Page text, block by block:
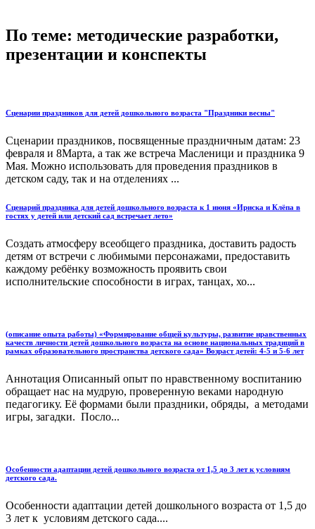
По теме: методические разработки,
презентации и конспекты
Сценарии праздников для детей дошкольного возраста "Праздники весны"
Сценарии праздников, посвященные праздничным датам: 23
февраля и 8Марта, а так же встреча Масленици и праздника 9
Мая. Можно использовать для проведения праздников в
детском саду, так и на отделениях ...
Сценарий праздника для детей дошкольного возраста к 1 июня «Ириска и Клёпа в
гостях у детей или детский сад встречает лето»
Создать атмосферу всеобщего праздника, доставить радость
детям от встречи с любимыми персонажами, предоставить
каждому ребёнку возможность проявить свои
исполнительские способности в играх, танцах, хо...
(описание опыта работы) «Формирование общей культуры, развитие нравственных
качеств личности детей дошкольного возраста на основе национальных традиций в
рамках образовательного пространства детского сада» Возраст детей: 4-5 и 5-6 лет
Аннотация Описанный опыт по нравственному воспитанию
обращает нас на мудрую, проверенную веками народную
педагогику. Её формами были праздники, обряды, а методами
игры, загадки. Посло...
Особенности адаптации детей дошкольного возраста от 1,5 до 3 лет к условиям
детского сада.
Особенности адаптации детей дошкольного возраста от 1,5 до
3 лет к условиям детского сада....